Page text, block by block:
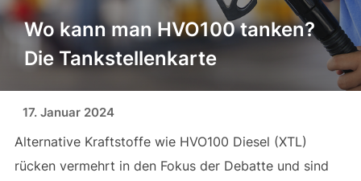
Wo kann man HVO100 tanken?
Die Tankstellenkarte
17. Januar 2024
Alternative Kraftstoffe wie HVO100 Diesel (XTL)
rücken vermehrt in den Fokus der Debatte und sind